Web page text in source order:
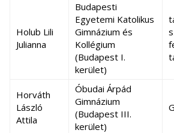
Holub Lili
Julianna
Budapesti
Egyetemi Katolikus
Gimnázium és
Kollégium
(Budapest I.
kerület)
Horváth
László
Attila
Óbudai Árpád
Gimnázium
(Budapest III.
kerület)